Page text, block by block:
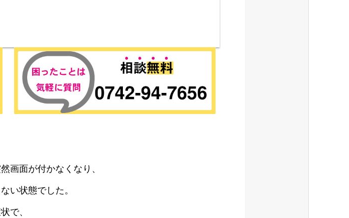
画面が付かなくなり、
い状態でした。
で、